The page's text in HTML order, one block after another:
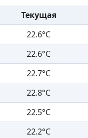
Текущая
22.6°C
22.6°C
22.7°C
22.8°C
22.5°C
22.2°C